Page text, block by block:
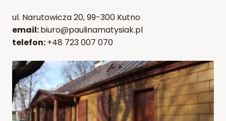
ul. Narutowicza 20, 99-300 Kutno
email:biuro@paulinamatysiak.pl
telefon:+48 723 007 070